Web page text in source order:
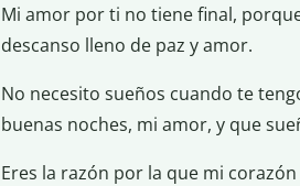
Mi amor por ti no tiene final,
descanso lleno de paz y amor.
No necesito sueños cuando te
buenas noches, mi amor, y que
Eres la razón por la que mi